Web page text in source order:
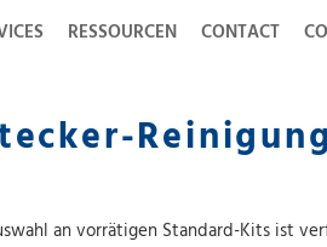
RESSOURCEN CONTACT
an vorrätigen Standard-Kits ist